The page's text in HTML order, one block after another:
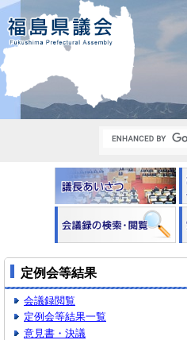
定例会等結果
会議録閲覧
定例会等結果一覧
意見書・決議